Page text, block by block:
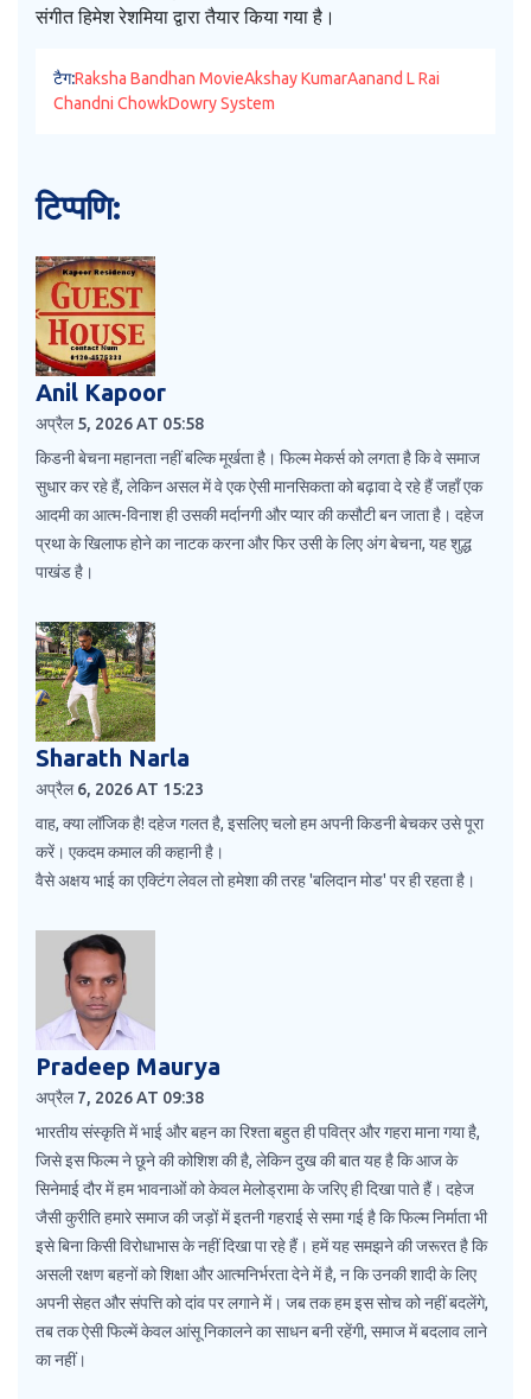
संगीत हिमेश रेशमिया द्वारा तैयार किया गया है।
टैग:Raksha Bandhan MovieAkshay KumarAanand L Rai
Chandni ChowkDowry System
टिप्पणि:
Anil Kapoor
अप्रैल 5, 2026 AT 05:58
किडनी बेचना महानता नहीं बल्कि मूर्खता है। फिल्म मेकर्स को लगता है कि वे समाज
सुधार कर रहे हैं, लेकिन असल में वे एक ऐसी मानसिकता को बढ़ावा दे रहे हैं जहाँ एक
आदमी का आत्म-विनाश ही उसकी मर्दानगी और प्यार की कसौटी बन जाता है। दहेज
प्रथा के खिलाफ होने का नाटक करना और फिर उसी के लिए अंग बेचना, यह शुद्ध
पाखंड है।
Sharath Narla
अप्रैल 6, 2026 AT 15:23
वाह, क्या लॉजिक है! दहेज गलत है, इसलिए चलो हम अपनी किडनी बेचकर उसे पूरा
करें। एकदम कमाल की कहानी है।
वैसे अक्षय भाई का एक्टिंग लेवल तो हमेशा की तरह 'बलिदान मोड' पर ही रहता है।
Pradeep Maurya
अप्रैल 7, 2026 AT 09:38
भारतीय संस्कृति में भाई और बहन का रिश्ता बहुत ही पवित्र और गहरा माना गया है,
जिसे इस फिल्म ने छूने की कोशिश की है, लेकिन दुख की बात यह है कि आज के
सिनेमाई दौर में हम भावनाओं को केवल मेलोड्रामा के जरिए ही दिखा पाते हैं। दहेज
जैसी कुरीति हमारे समाज की जड़ों में इतनी गहराई से समा गई है कि फिल्म निर्माता भी
इसे बिना किसी विरोधाभास के नहीं दिखा पा रहे हैं। हमें यह समझने की जरूरत है कि
असली रक्षण बहनों को शिक्षा और आत्मनिर्भरता देने में है, न कि उनकी शादी के लिए
अपनी सेहत और संपत्ति को दांव पर लगाने में। जब तक हम इस सोच को नहीं बदलेंगे,
तब तक ऐसी फिल्में केवल आंसू निकालने का साधन बनी रहेंगी, समाज में बदलाव लाने
का नहीं।